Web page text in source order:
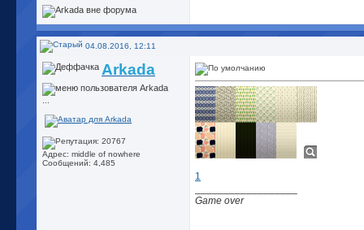
04.08.2016, 12:11
Arkada
Адрес: middle of nowhere
Сообщений: 4,485
1
Game over